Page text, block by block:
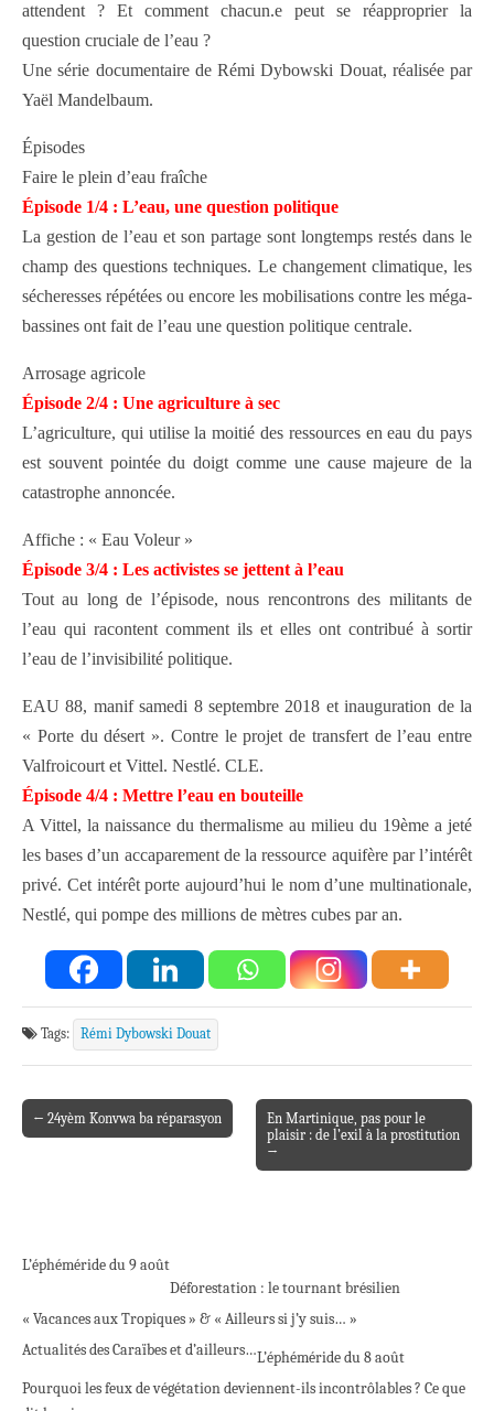
attendent ? Et comment chacun.e peut se réapproprier la
question cruciale de l’eau ?
Une série documentaire de Rémi Dybowski Douat, réalisée par
Yaël Mandelbaum.
Épisodes
Faire le plein d’eau fraîche
Épisode 1/4 : L’eau, une question politique
La gestion de l’eau et son partage sont longtemps restés dans le
champ des questions techniques. Le changement climatique, les
sécheresses répétées ou encore les mobilisations contre les méga-
bassines ont fait de l’eau une question politique centrale.
Arrosage agricole
Épisode 2/4 : Une agriculture à sec
L’agriculture, qui utilise la moitié des ressources en eau du pays
est souvent pointée du doigt comme une cause majeure de la
catastrophe annoncée.
Affiche : « Eau Voleur »
Épisode 3/4 : Les activistes se jettent à l’eau
Tout au long de l’épisode, nous rencontrons des militants de
l’eau qui racontent comment ils et elles ont contribué à sortir
l’eau de l’invisibilité politique.
EAU 88, manif samedi 8 septembre 2018 et inauguration de la
« Porte du désert ». Contre le projet de transfert de l’eau entre
Valfroicourt et Vittel. Nestlé. CLE.
Épisode 4/4 : Mettre l’eau en bouteille
A Vittel, la naissance du thermalisme au milieu du 19ème a jeté
les bases d’un accaparement de la ressource aquifère par l’intérêt
privé. Cet intérêt porte aujourd’hui le nom d’une multinationale,
Nestlé, qui pompe des millions de mètres cubes par an.
Tags: Rémi Dybowski Douat
Post navigation
← 24yèm Konvwa ba réparasyon
En Martinique, pas pour le
plaisir : de l’exil à la prostitution
→
L’éphéméride du 9 août
Déforestation : le tournant brésilien
« Vacances aux Tropiques » & « Ailleurs si j’y suis… »
Actualités des Caraïbes et d’ailleurs…L’éphéméride du 8 août
Pourquoi les feux de végétation deviennent-ils incontrôlables ? Ce que